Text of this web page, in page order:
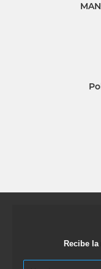
Recibe